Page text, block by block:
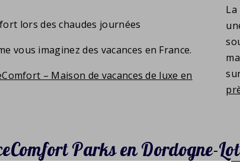
lors des chaudes journées
vous imaginez des vacances en France.
– Maison de vacances de luxe en
Parks en Dordogne-Lot